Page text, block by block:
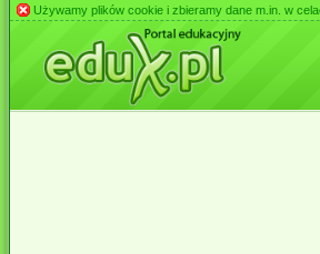
Używamy plików cookie i zbieramy dane m.in. w